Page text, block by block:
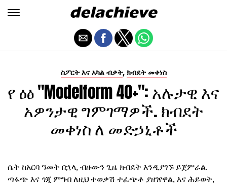
ስፖርት እና አካል ብቃት, ክብደት መቀነስ
የ ዕፅ "Modelform 40+": አሉታዊ እና
አዎንታዊ ግምገማዎች. ክብደት
መቀነስ ለ መድኃኒቶች
ሴት ከአርባ ዓመት በኋላ, ብዙውን ጊዜ ክብደት እንዲያገኙ ይጀምራል.
ጣፋጭ እና ጎጂ ምግብ ለዚህ ተወቃሽ ተፈጭቶ ያዘገየዋል, እና ሕይወት,